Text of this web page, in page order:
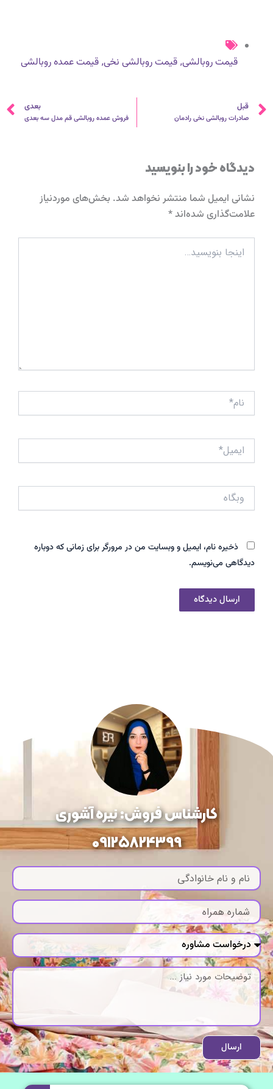
قیمت روبالشی, قیمت روبالشی نخی, قیمت عمده روبالشی
قبلی
قبل
صادرات روبالشی نخی رادمان
بعدی
فروش عمده روبالشی قم مدل سه بعدی
دیدگاه‌ خود را بنویسید
نشانی ایمیل شما منتشر نخواهد شد. بخش‌های موردنیاز
علامت‌گذاری شده‌اند*
اینجا
بنویسید…
نام*
ایمیل*
وبگاه
ذخیره نام، ایمیل و وبسایت من در مرورگر برای زمانی که دوباره
دیدگاهی می‌نویسم.
کارشناس فروش: نیره آشوری
09125824399
ارسال